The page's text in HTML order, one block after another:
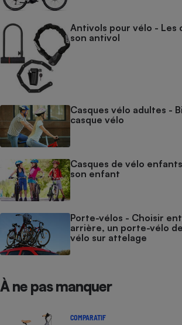
Antivols pour vélo - Les
son antivol
Casques vélo adultes -
casque vélo
Casques de vélo
son enfant
Porte-vélos - Choisir
arrière, un porte-vélo
vélo sur attelage
À ne pas manquer
COMPARATIF